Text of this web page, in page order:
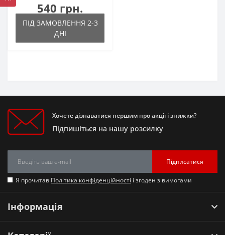
540 грн.
ПІД ЗАМОВЛЕННЯ 2-3
ДНІ
Хочете дізнаватися першим про акції і знижки?
Підпишіться на нашу розсилку
Підписатися
Я прочитав Політика конфіденційності і згоден з вимогами
Інформація